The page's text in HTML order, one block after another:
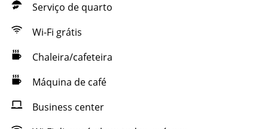
Serviço de quarto
Wi-Fi grátis
Chaleira/cafeteira
Máquina de café
Business center